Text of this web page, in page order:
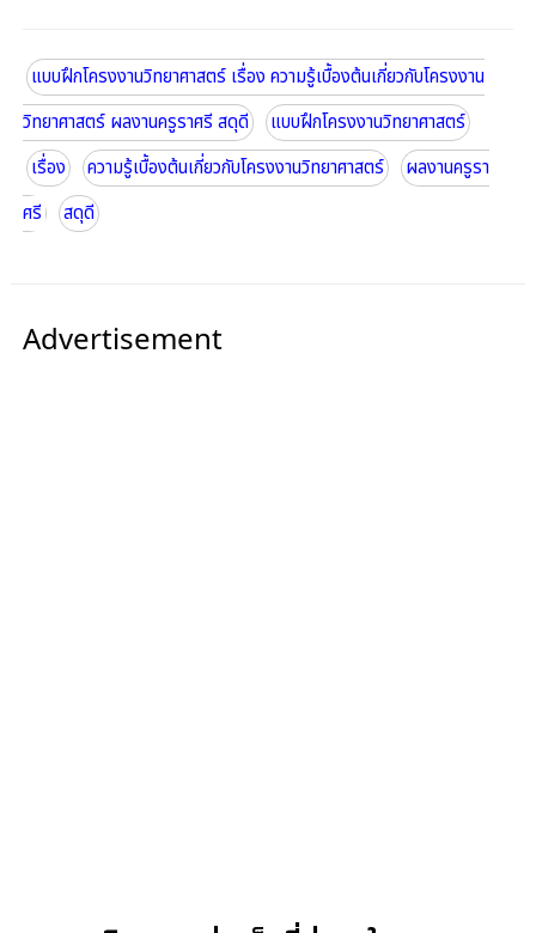
แบบฝึกโครงงานวิทยาศาสตร์ เรื่อง ความรู้เบื้องต้นเกี่ยวกับโครงงาน
วิทยาศาสตร์ ผลงานครูราศรี สดุดี
แบบฝึกโครงงานวิทยาศาสตร์
เรื่อง
ความรู้เบื้องต้นเกี่ยวกับโครงงานวิทยาศาสตร์
ผลงานครูรา
ศรี
สดุดี
Advertisement